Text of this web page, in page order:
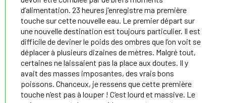
d’alimentation. 23 heures j’enregistre ma première
touche sur cette nouvelle eau. Le premier départ sur
une nouvelle destination est toujours particulier. Il est
difficile de deviner le poids des ombres que l’on voit se
déplacer à plusieurs dizaines de mètres. Malgré tout,
certaines ne laissaient pas la place aux doutes. Il y
avait des masses imposantes, des vrais bons
poissons. Chanceux, je ressens que cette première
touche n’est pas à louper ! C’est lourd et massive. Le